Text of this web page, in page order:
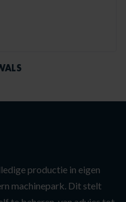
productie in eigen
machinepark. Dit stelt